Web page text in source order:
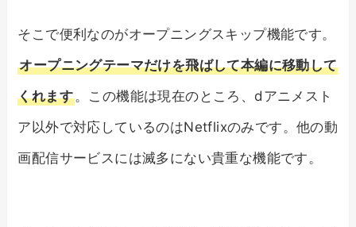
そこで便利なのがオープニングスキップ機能です。
オープニングテーマだけを飛ばして本編に移動して
くれます。この機能は現在のところ、dアニメスト
ア以外で対応しているのはNetflixのみです。他の動
画配信サービスには滅多にない貴重な機能です。